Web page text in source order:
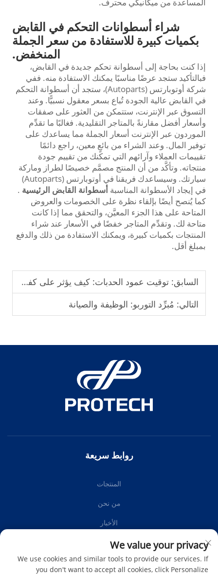
شراء أسطوانات التحكم في القابض
بكميات كبيرة للاستفادة من سعر الجملة
المنخفض.
إذا كنت بحاجة إلى أسطوانة تحكم جديدة في القابض،
فبالتأكيد ستجد عرضًا مناسبًا يمكنك الاستفادة منه. ففي
شركة أوتوبارتس (Autoparts)، ستجد أن أسطوانة التحكم
في القابض عالية الجودة تُباع بسعر معقول نسبيًّا. وعند
التسوق عبر الإنترنت، ستتمكن من العثور على صفقات
وأسعار أفضل مقارنةً بالمتاجر التقليدية. فغالبًا ما تقدِّم
الموردون عبر الإنترنت أسعار الجملة مما يساعدك على
توفير المال. وعند الشراء من بائعٍ معين، راجع دائمًا
تقييمات العملاء وآرائهم التي تمكنك من تقييم جودة
منتجاته. وتأكَّد من أن المنتج مصمَّم خصيصًا لطراز وماركة
سيارتك. وسيساعدك فريقنا في أوتوبارتس (Autoparts)
في إيجاد الأسطوانة المناسبة أسطوانة القابض الرئيسية .
كما يُنصح أيضًا بإلقاء نظرة على الخصومات والعروض
المتاحة على هذا الجزء المعيَّن، والتحقق مما إذا كانت
متاحة لك. وتقدِّم المتاجر خفضًا في الأسعار عند شراء
المنتجات بكميات كبيرة، ويمكنك الاستفادة من ذلك والدفع
بمبلغ أقل.
السابق: توقيت عمود الحدبات: كيف يؤثر على كفاءة المحرك
التالي: مُبرِّد التوربو: الوظيفة والصيانة
روابط سريعة
المنتجات
من نحن
الأخبار
اتصل بنا
We value your privacy
We use cookies and similar tools to provide our services. If
you don't want to accept all cookies, click Personalize